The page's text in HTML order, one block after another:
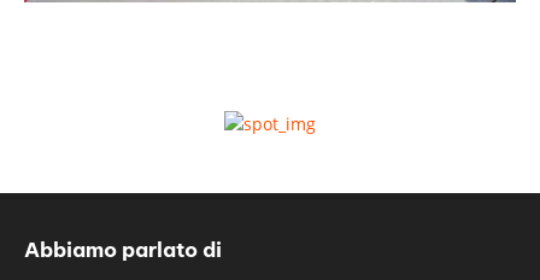
Abbiamo parlato di